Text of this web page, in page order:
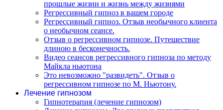
прошлые жизни и жизнь между жизнями
Регрессивный гипноз в вашем городе
Регрессивный гипноз. Отзыв необычного клиента
о необычном сеансе.
Отзыв о регрессивном гипнозе. Путешествие
длиною в бесконечность.
Видео сеансов регрессивного гипноза по методу
Майкла ньютона
Это невозможно "развидеть". Отзыв о
регрессивном гипнозе по М. Ньютону.
Лечение гипнозом
Гипнотерапия (лечение гипнозом)